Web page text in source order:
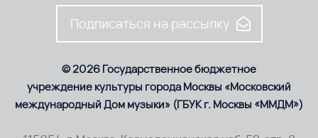
Подписаться на рассылку
© 2026 Государственное бюджетное
учреждение культуры города Москвы «Московский
международный Дом музыки» (ГБУК г. Москвы «ММДМ»)